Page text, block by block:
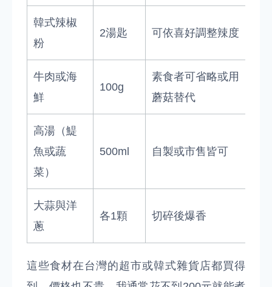
韓式辣椒
粉
2湯匙 可依喜好調整辣度
牛肉或海
鮮
100g
素食者可省略或用
蘑菇替代
高湯（鯷
魚或蔬
菜）
500ml 自製或市售皆可
大蒜與洋
蔥
各1顆 切碎後爆香
這些食材在台灣的超市或韓式雜貨店都買得